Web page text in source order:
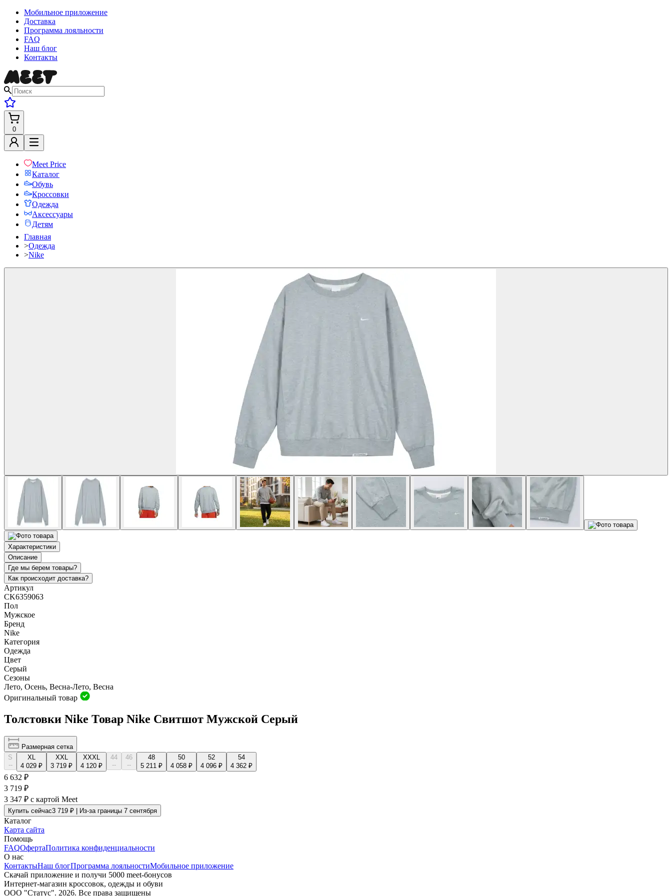
Мобильное приложение
Доставка
Программа лояльности
FAQ
Наш блог
Контакты
0
Meet Price
Каталог
Обувь
Кроссовки
Одежда
Аксессуары
Детям
Главная
>Одежда
>Nike
Характеристики
Описание
Где мы берем товары?
Как происходит доставка?
Артикул
CK6359063
Пол
Мужское
Бренд
Nike
Категория
Одежда
Цвет
Серый
Сезоны
Лето, Осень, Весна-Лето, Весна
Оригинальный товар
Толстовки Nike Товар Nike Свитшот Мужской Серый
Размерная сетка
S
--
XL
4 029 ₽
XXL
3 719 ₽
XXXL
4 120 ₽
44
--
46
--
48
5 211 ₽
50
4 058 ₽
52
4 096 ₽
54
4 362 ₽
6 632 ₽
3 719 ₽
3 347 ₽ с картой Meet
Купить сейчас3 719 ₽ | Из-за границы 7 сентября
Каталог
Карта сайта
Помощь
FAQОфертаПолитика конфиденциальности
О нас
КонтактыНаш блогПрограмма лояльностиМобильное приложение
Скачай приложение и получи 5000 meet-бонусов
Интернет-магазин кроссовок, одежды и обуви
ООО "Статус". 2026. Все права защищены